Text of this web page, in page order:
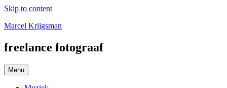
Skip to content
Marcel Krijgsman
freelance fotograaf
Menu